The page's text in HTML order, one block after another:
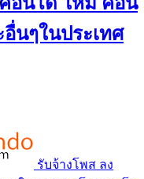
นๆในประเทศ
รับจ้างโพส ลง